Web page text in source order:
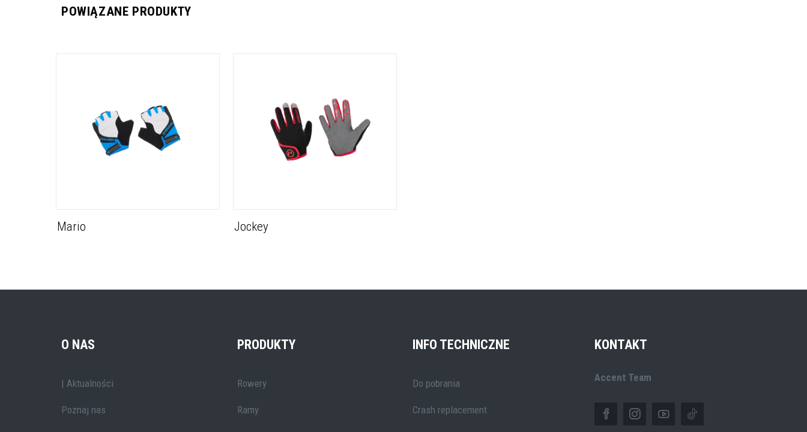
POWIĄZANE PRODUKTY
Mario Jockey
O NAS
| Aktualności
Poznaj nas
PRODUKTY
Rowery
Ramy
INFO TECHNICZNE
Do pobrania
Crash replacement
KONTAKT
Accent Team